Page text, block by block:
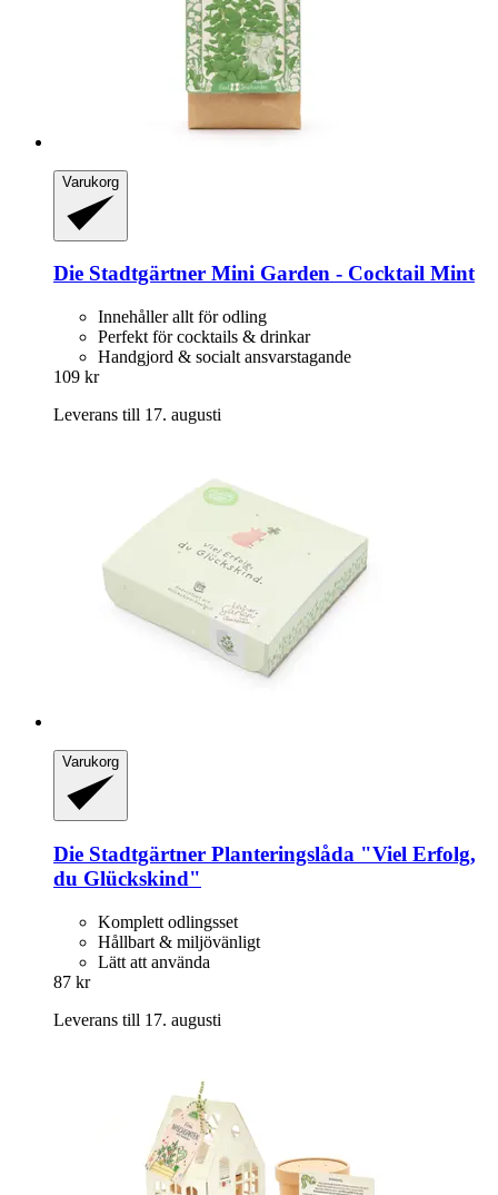
Varukorg
Die Stadtgärtner Mini Garden -​ Cocktail Mint
Innehåller allt för odling
Perfekt för cocktails & drinkar
Handgjord & socialt ansvarstagande
109 kr
Leverans till 17. augusti
Varukorg
Die Stadtgärtner Planteringslåda "Viel Erfolg,
du Glückskind"
Komplett odlingsset
Hållbart & miljövänligt
Lätt att använda
87 kr
Leverans till 17. augusti